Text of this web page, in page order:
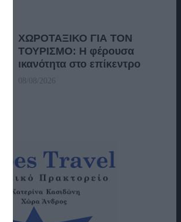
ΧΩΡΟΤΑΞΙΚΟ ΓΙΑ ΤΟΝ
ΤΟΥΡΙΣΜΟ: Η φέρουσα
ικανότητα στο επίκεντρο
08/08/2026